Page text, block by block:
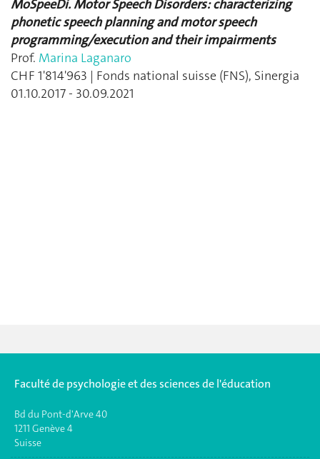
MoSpeeDi. Motor Speech Disorders: characterizing
phonetic speech planning and motor speech
programming/execution and their impairments
Prof. Marina Laganaro
CHF 1'814'963 | Fonds national suisse (FNS), Sinergia
01.10.2017 - 30.09.2021
Faculté de psychologie et des sciences de l'éducation
Bd du Pont-d'Arve 40
1211 Genève 4
Suisse